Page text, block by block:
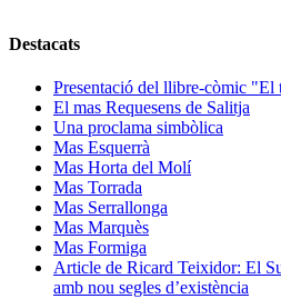
Destacats
Presentació del llibre-còmic "El
El mas Requesens de Salitja
Una proclama simbòlica
Mas Esquerrà
Mas Horta del Molí
Mas Torrada
Mas Serrallonga
Mas Marquès
Mas Formiga
Article de Ricard Teixidor: El
amb nou segles d’existència